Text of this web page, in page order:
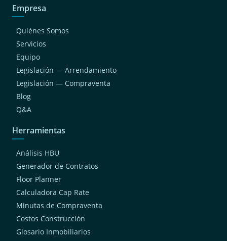
Empresa
Quiénes Somos
Servicios
Equipo
Legislación — Arrendamiento
Legislación — Compraventa
Blog
Q&A
Herramientas
Análisis HBU
Generador de Contratos
Floor Planner
Calculadora Cap Rate
Minutas de Compraventa
Costos Construcción
Glosario Inmobiliarios